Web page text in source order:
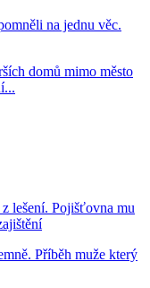
na jednu věc.
domů mimo město
lešení. Pojišťovna mu
Příběh muže který